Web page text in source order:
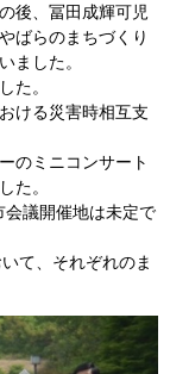
後、冨田成輝可児
ばらのまちづくり
ました。
た。
ける災害時相互支
のミニコンサート
た。
議開催地は未定で
て、それぞれのま